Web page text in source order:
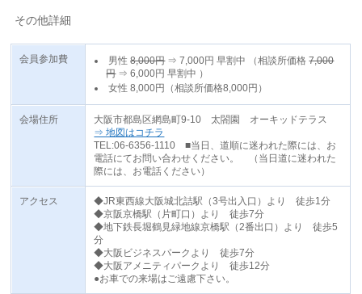
その他詳細
会員参加費 男性8,000円⇒7,000円 早割中 （相談所価格7,000
円⇒6,000円 早割中 ）
女性 8,000円（相談所価格8,000円）
会場住所
大阪市都島区網島町9-10 太閤園 オーキッドテラス
⇒ 地図はコチラ
TEL:06-6356-1110 ■当日、道順に迷われた際には、お
電話にてお問い合わせください。 （当日道に迷われた
際には、お電話ください）
アクセス
◆JR東西線大阪城北詰駅（3号出入口）より 徒歩1分
◆京阪京橋駅（片町口）より 徒歩7分
◆地下鉄長堀鶴見緑地線京橋駅（2番出口）より 徒歩5
分
◆大阪ビジネスパークより 徒歩7分
◆大阪アメニティパークより 徒歩12分
●お車での来場はご遠慮下さい。